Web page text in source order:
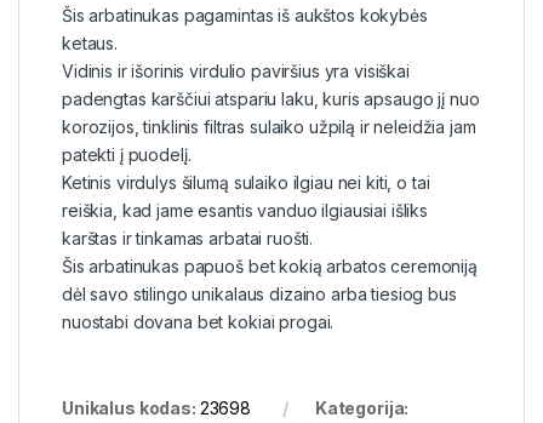
Šis arbatinukas pagamintas iš aukštos kokybės
ketaus.
Vidinis ir išorinis virdulio paviršius yra visiškai
padengtas karščiui atspariu laku, kuris apsaugo jį nuo
korozijos, tinklinis filtras sulaiko užpilą ir neleidžia jam
patekti į puodelį.
Ketinis virdulys šilumą sulaiko ilgiau nei kiti, o tai
reiškia, kad jame esantis vanduo ilgiausiai išliks
karštas ir tinkamas arbatai ruošti.
Šis arbatinukas papuoš bet kokią arbatos ceremoniją
dėl savo stilingo unikalaus dizaino arba tiesiog bus
nuostabi dovana bet kokiai progai.
Unikalus kodas: 23698
Kategorija: